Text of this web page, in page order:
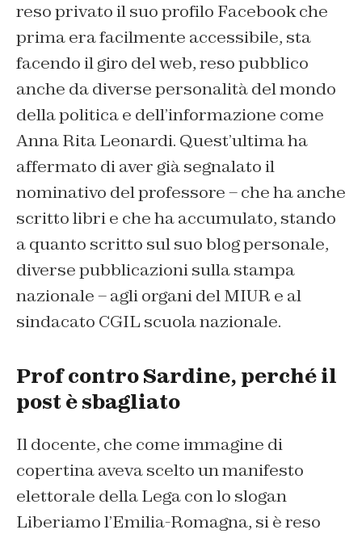
reso privato il suo profilo Facebook che
prima era facilmente accessibile, sta
facendo il giro del web, reso pubblico
anche da diverse personalità del mondo
della politica e dell’informazione come
Anna Rita Leonardi. Quest’ultima ha
affermato di aver già segnalato il
nominativo del professore – che ha anche
scritto libri e che ha accumulato, stando
a quanto scritto sul suo blog personale,
diverse pubblicazioni sulla stampa
nazionale – agli organi del MIUR e al
sindacato CGIL scuola nazionale.
Prof contro Sardine, perché il
post è sbagliato
Il docente, che come immagine di
copertina aveva scelto un manifesto
elettorale della Lega con lo slogan
Liberiamo l’Emilia-Romagna, si è reso